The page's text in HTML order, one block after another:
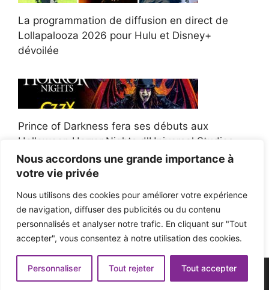
Nous accordons une grande importance à
votre vie privée
Nous utilisons des cookies pour améliorer votre expérience
de navigation, diffuser des publicités ou du contenu
personnalisés et analyser notre trafic. En cliquant sur "Tout
accepter", vous consentez à notre utilisation des cookies.
Personnaliser Tout rejeter Tout accepter
La programmation de diffusion en direct de
Lollapalooza 2026 pour Hulu et Disney+
dévoilée
Prince of Darkness fera ses débuts aux
Halloween Horror Nights d'Universal Studios
Afroman poursuit un policier de l'Ohio après la
victoire du jury en diffamation
© 2026 - Pop'n Music -